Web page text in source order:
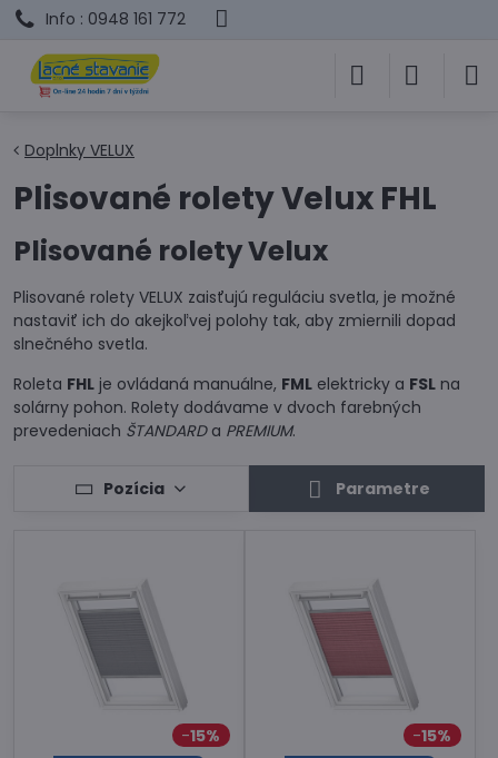
Info : 0948 161 772
Doplnky VELUX
Plisované rolety Velux FHL
Plisované rolety Velux
Plisované rolety VELUX zaisťujú reguláciu svetla, je možné
nastaviť ich do akejkoľvej polohy tak, aby zmiernili dopad
slnečného svetla.
Roleta FHL je ovládaná manuálne, FML elektricky a FSL na
solárny pohon. Rolety dodávame v dvoch farebných
prevedeniach ŠTANDARDa PREMIUM.
Pozícia Parametre
15% 15%